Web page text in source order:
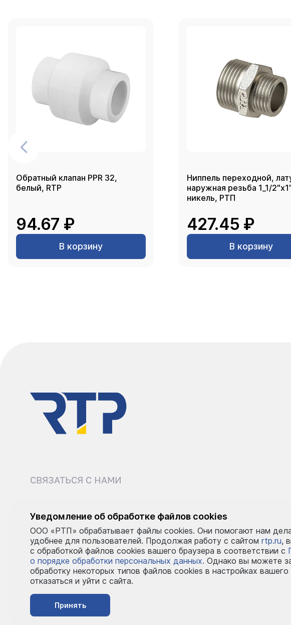
Обратный клапан PPR 32,
белый, RTP
94.67 ₽
В корзину
Ниппель переходной,
наружная резьба 1_1/
никель, РТП
427.45 ₽
В корзину
СВЯЗАТЬСЯ С НАМИ
Пн–Пт: 9:00–18:00
Уведомление об обработке файлов cookies
ООО «РТП» обрабатывает файлы cookies. Они помогают нам
удобнее для пользователей. Продолжая работу с сайтом rtp.ru,
с обработкой файлов cookies вашего браузера в соответствии с
о порядке обработки персональных данных. Однако вы можете
обработку некоторых типов файлов cookies в настройках вашего
отказаться и уйти с сайта.
Принять